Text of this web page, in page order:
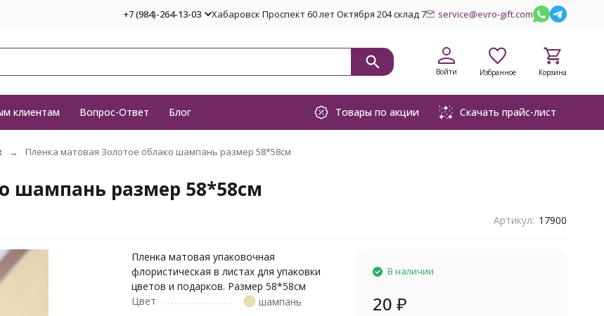
+7 (984)-264-13-03 Хабаровск Проспект 60 лет Октября 204 склад 7 service@evro-gift.com
Войти Избранное Корзина
клиентам Вопрос-Ответ Блог Товары по акции Скачать прайс-лист
Пленка матовая Золотое облако шампань размер 58*58см
шампань размер 58*58см
Артикул: 17900
Пленка матовая упаковочная
флористическая в листах для упаковки
цветов и подарков. Размер 58*58см
Цвет
шампань
В наличии
20 ₽